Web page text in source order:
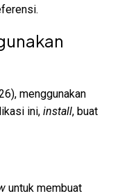
menggunakan
ini, install, buat
untuk membuat